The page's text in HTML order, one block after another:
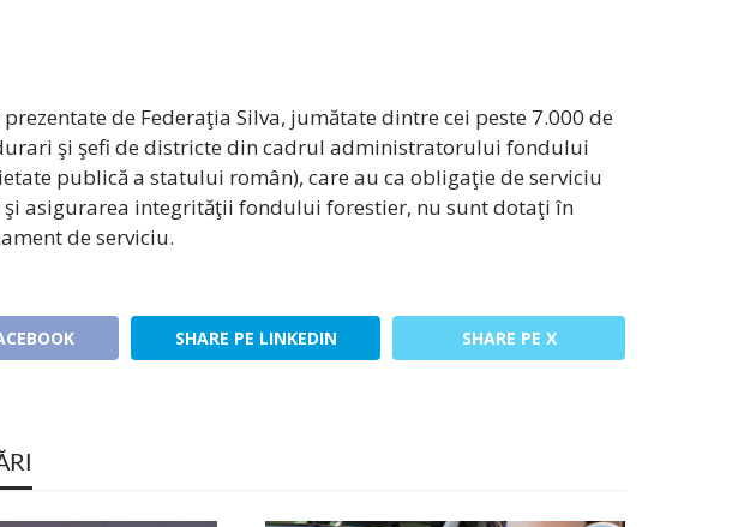
de Federaţia Silva, jumătate dintre cei peste 7.000 de
şi şefi de districte din cadrul administratorului fondului
publică a statului român), care au ca obligaţie de serviciu
asigurarea integrităţii fondului forestier, nu sunt dotaţi în
de serviciu.
SHARE PE LINKEDIN SHARE PE X